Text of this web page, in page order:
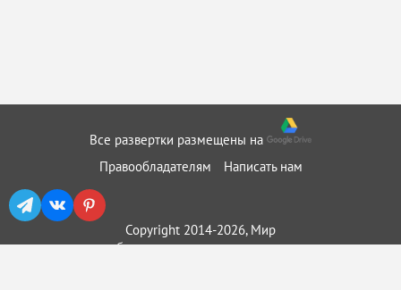
Все развертки размещены на
Правообладателям
Написать нам
Copyright 2014-2026, Мир
бумажного моделирования ::